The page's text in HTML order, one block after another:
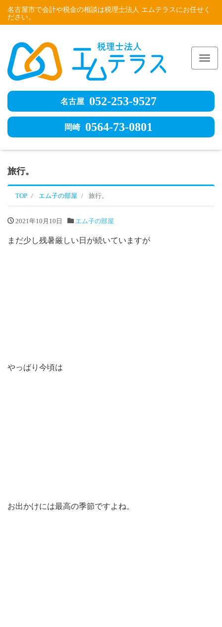
名古屋市で会計や税金の相談は税理士法人 エムテラスにお任せく
ださい。
名古屋 052-253-9527
岡崎 0564-73-0801
旅行。
TOP エム子の部屋 旅行。
2021年10月10日 エム子の部屋
まだ少し残暑厳しい日が続いていますが
やっぱり今頃は
お出かけには最高の季節ですよね。